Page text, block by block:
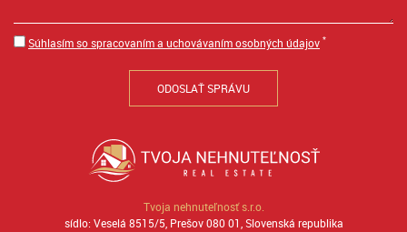
Súhlasím so spracovaním a uchovávaním osobných údajov *
Tvoja nehnuteľnosť s.r.o.
sídlo: Veselá 8515/5, Prešov 080 01, Slovenská republika